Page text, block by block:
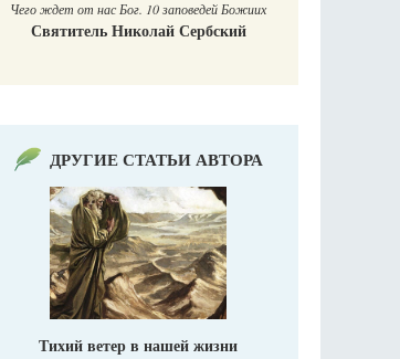
ДРУГИЕ СТАТЬИ АВТОРА
Тихий ветер в нашей жизни